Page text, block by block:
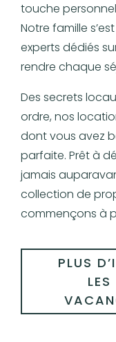
touche
Notre famille
experts dédiés
rendre chaque
Des secrets
ordre, nos
dont vous avez
parfaite. Prêt à
jamais
collection de
commençons à
PLUS